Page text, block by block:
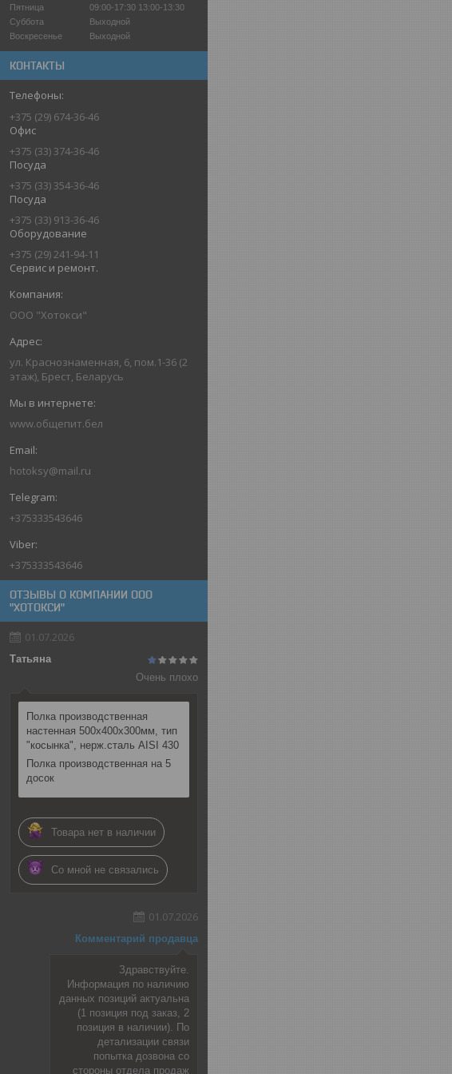
Пятница 09:00-17:30 13:00-13:30
Суббота
Выходной
Воскресенье
Выходной
КОНТАКТЫ
+375 (29) 674-36-46
Офис
+375 (33) 374-36-46
Посуда
+375 (33) 354-36-46
Посуда
+375 (33) 913-36-46
Оборудование
+375 (29) 241-94-11
Сервис и ремонт.
ООО "Хотокси"
ул. Краснознаменная, 6, пом.1-36 (2
этаж), Брест, Беларусь
www.общепит.бел
hotoksy@mail.ru
+375333543646
+375333543646
ОТЗЫВЫ О КОМПАНИИ ООО
"ХОТОКСИ"
01.07.2026
Татьяна
Очень плохо
Полка производственная
настенная 500х400х300мм, тип
"косынка", нерж.сталь AISI 430
Полка производственная на 5
досок
Товара нет в наличии
Со мной не связались
01.07.2026
Комментарий продавца
Здравствуйте.
Информация по наличию
данных позиций актуальна
(1 позиция под заказ, 2
позиция в наличии). По
детализации связи
попытка дозвона со
стороны отдела продаж